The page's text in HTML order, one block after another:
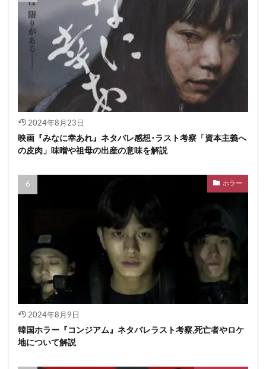
2024年8月23日
映画『みなに幸あれ』ネタバレ感想･ラスト考察「資本主義へ
の皮肉」味噌や祖母の出産の意味を解説
ホラー
2024年8月9日
韓国ホラー『コンジアム』ネタバレラスト考察,死亡者やロケ
地について解説